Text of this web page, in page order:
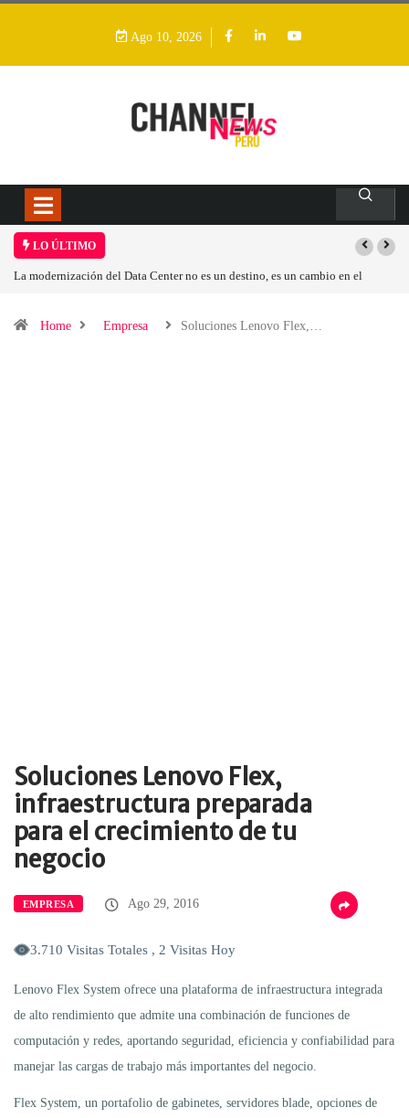
Ago 10, 2026
LO ÚLTIMO
La modernización del Data Center no es un destino, es un cambio en el
Home
Empresa Soluciones Lenovo Flex,…
Soluciones Lenovo Flex,
infraestructura preparada
para el crecimiento de tu
negocio
EMPRESA Ago 29, 2016
3.710 Visitas Totales , 2 Visitas Hoy
Lenovo Flex System ofrece una plataforma de infraestructura integrada
de alto rendimiento que admite una combinación de funciones de
computación y redes, aportando seguridad, eficiencia y confiabilidad para
manejar las cargas de trabajo más importantes del negocio.
Flex System, un portafolio de gabinetes, servidores blade, opciones de